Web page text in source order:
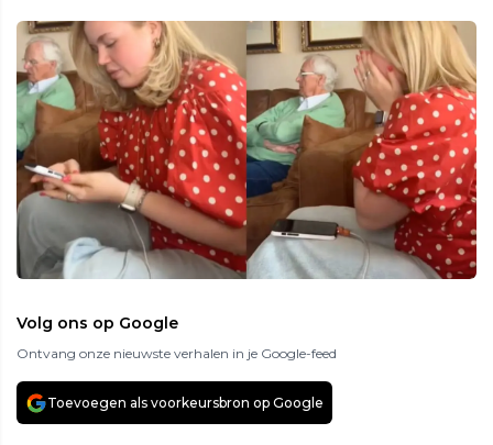
Volg ons op Google
Ontvang onze nieuwste verhalen in je Google-feed
Toevoegen als voorkeursbron op Google